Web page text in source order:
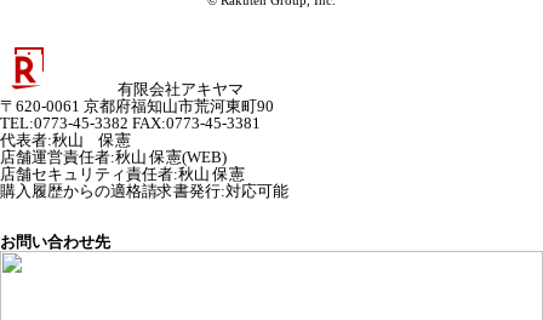
有限会社アキヤマ
〒620-0061 京都府福知山市荒河東町90
TEL:0773-45-3382 FAX:0773-45-3381
代表者:秋山 保憲
店舗運営責任者:秋山 保憲(WEB)
店舗セキュリティ責任者:秋山 保憲
購入履歴からの適格請求書発行:対応可能
お問い合わせ先